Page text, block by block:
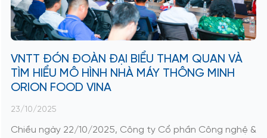
VNTT ĐÓN ĐOÀN ĐẠI BIỂU THAM QUAN VÀ
TÌM HIỂU MÔ HÌNH NHÀ MÁY THÔNG MINH
ORION FOOD VINA
23/10/2025
Chiều ngày 22/10/2025, Công ty Cổ phần Công nghệ &